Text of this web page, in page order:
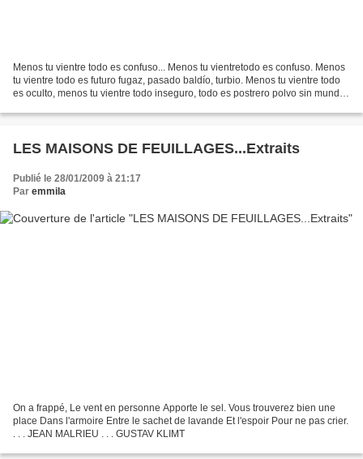
Menos tu vientre todo es confuso... Menos tu vientretodo es confuso. Menos
tu vientre todo es futuro fugaz, pasado baldío, turbio. Menos tu vientre todo
es oculto, menos tu vientre todo inseguro, todo es postrero polvo sin mundo.
LES MAISONS DE FEUILLAGES...Extraits
Publié le 28/01/2009 à 21:17
Par emmila
On a frappé, Le vent en personne Apporte le sel. Vous trouverez bien une
place Dans l'armoire Entre le sachet de lavande Et l'espoir Pour ne pas crier.
. . . JEAN MALRIEU . . . GUSTAV KLIMT